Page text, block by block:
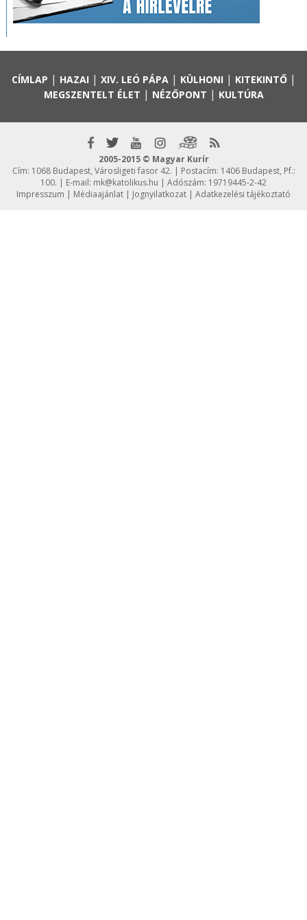
CÍMLAP | HAZAI | XIV. LEÓ PÁPA| KÜLHONI | KITEKINTŐ|
MEGSZENTELT ÉLET | NÉZŐPONT | KULTÚRA
2005-2015 © Magyar Kurír
Cím: 1068 Budapest, Városligeti fasor 42. | Postacím: 1406 Budapest, Pf.:
100. | E-mail: mk@katolikus.hu | Adószám: 19719445-2-42
Impresszum | Médiaajánlat | Jognyilatkozat | Adatkezelési tájékoztató